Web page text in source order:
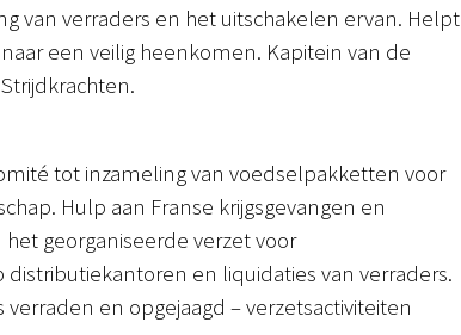
van verraders en het uitschakelen ervan. Helpt
een veilig heenkomen. Kapitein van de
tot inzameling van voedselpakketten voor
Hulp aan Franse krijgsgevangen en
georganiseerde verzet voor
en liquidaties van verraders.
en opgejaagd – verzetsactiviteiten